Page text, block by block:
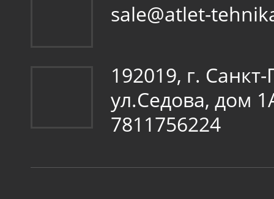
sale@atlet-
192019, г.
ул.Седова, дом
7811756224